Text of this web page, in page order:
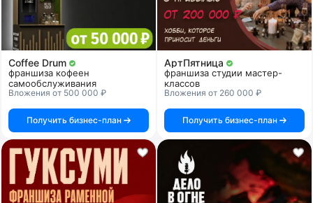
Coffee Drum
франшиза кофеен
самообслуживания
Вложения от 500 000 ₽
Получить бизнес-план
АртПятница
франшиза студии мастер-
классов
Вложения от 260 000 ₽
Получить бизнес-план